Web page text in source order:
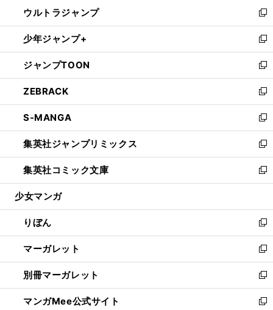
く
で
開
く
ド
ウ
で
開
く
ィ
ン
ド
ウ
で
開
く
い
ウ
ィ
ン
ド
ウ
で
開
く
ウルトラジャンプ
新
し
い
ウ
ィ
ン
ド
ウ
で
開
く
少年ジャンプ+
新
し
い
ウ
ィ
ン
ド
ウ
で
開
く
ジャンプTOON
新
し
い
ウ
ィ
ン
ド
ウ
で
開
ZEBRACK
新
し
い
ウ
ィ
ン
ド
ウ
開
く
S-MANGA
新
し
い
ウ
ィ
ン
ウ
で
開
く
集英社ジャンプリミックス
新
し
い
ウ
ン
ド
ウ
で
開
く
集英社コミック文庫
新
し
ウ
ィ
ン
ド
ウ
で
開
く
少女マンガ
りぼん
新
し
い
ウ
ィ
ン
ド
マーガレット
新
し
い
ウ
ィ
別冊マーガレット
新
し
い
マンガMee公式サイト 新